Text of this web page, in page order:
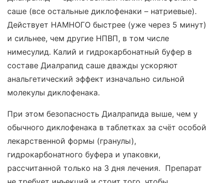
саше (все остальные диклофенаки – натриевые).
Действует НАМНОГО быстрее (уже через 5 минут)
и сильнее, чем другие НПВП, в том числе
нимесулид. Калий и гидрокарбонатный буфер в
составе Диалрапид саше дважды ускоряют
анальгетический эффект изначально сильной
молекулы диклофенака.
При этом безопасность Диалрапида выше, чем у
обычного диклофенака в таблетках за счёт особой
лекарственной формы (гранулы),
гидрокарбонатного буфера и упаковки,
рассчитанной только на 3 дня лечения. Препарат